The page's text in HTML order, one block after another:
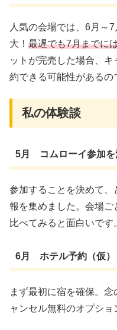
人気の会場では、6月～
大！ 最遅でも7月までに
ットが完売した場合、
約できる可能性があるの
私の体験談
5月 コムローイ参加を
参加することを決めて
報を集めました。会場
比べてみると面白いです
6月 ホテル予約（仮）
まず最初に宿を確保。
ャンセル無料のオプショ